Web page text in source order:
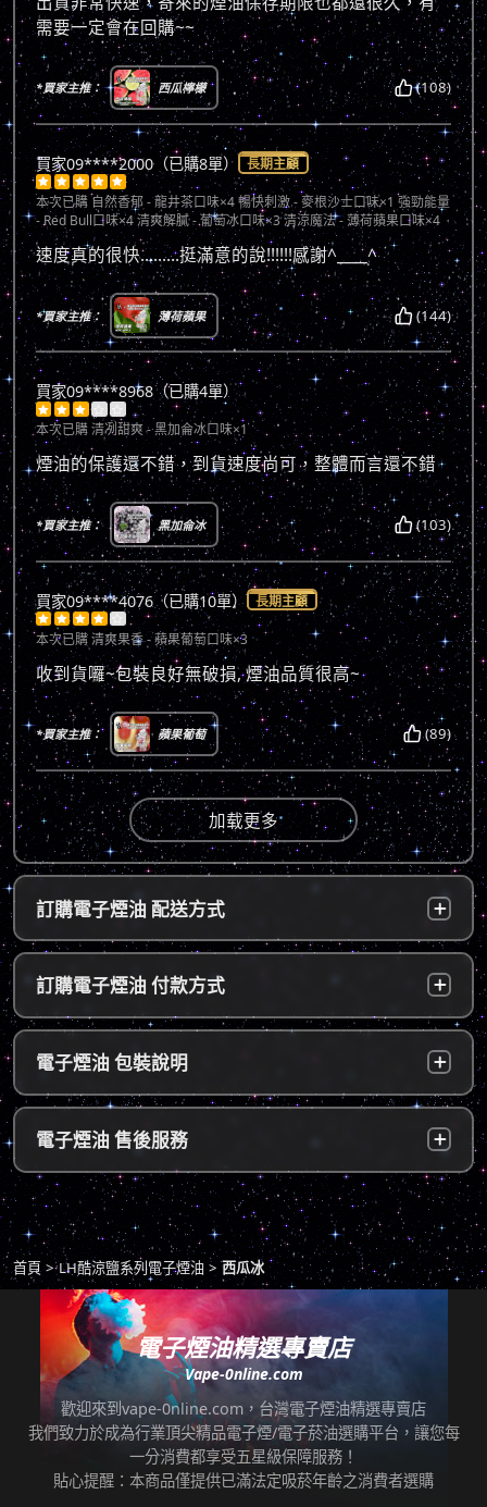
需要一定會在回購~~
*買家主推： 西瓜檸檬 (108)
買家09****2000（已購8單） 長期主顧
    
本次已購自然香郁 - 龍井茶口味×4 暢快刺激 - 麥根沙士口味×1 強勁能量
- Red Bull口味×4 清爽解膩 - 葡萄冰口味×3 清涼魔法 - 薄荷蘋果口味×4
速度真的很快.........挺滿意的說!!!!!!感謝^____^
*買家主推： 薄荷蘋果 (144)
買家09****8968（已購4單）
    
本次已購清冽甜爽 - 黑加侖冰口味×1
煙油的保護還不錯，到貨速度尚可，整體而言還不錯
*買家主推： 黑加侖冰 (103)
買家09****4076（已購10單） 長期主顧
    
本次已購清爽果香 - 蘋果葡萄口味×3
收到貨囉~包裝良好無破損, 煙油品質很高~
*買家主推： 蘋果葡萄 (89)
加载更多
訂購電子煙油 配送方式
台灣本島：
a. 黑貓宅配：訂單成立後，24小時內寄出，2
～5個工作天內可送達指定地址。
b. 7-11便利店：訂單成立後，24小時內寄出，
2～5個工作天內可送達指定便利店。（ 如遇休
延。遇異常出貨情況，將另外通知您）。
*提示1：線上支付成功並至便利店取貨者須核
對證件，取貨人必須是商品託運單上的收件
人，收件人請勿使用暱稱、假名以免無法順利
取貨。
*提示2：至便利店付款並取貨者，請確認您提
交訂單時的暱稱與包裹是否一致，順利付款後
即可取貨。
*提示3：使用超商到店未取貨者，或會影響
「超商取貨信用」而導致無法再次使用超商取
貨服務，請顧客及時前往取貨。
任何運輸配送方式皆有發生延誤之可能，我們
保證訂單成立後會在24小時內出貨，但無法保
證物流配送零機率延遲。
訂購電子煙油 付款方式
貨到付款：
使用貨到付款方式只需於配達貨物時，將訂單
款項以新台幣現金的方式繳款，即可完成付
款。
超商付款：
訂單送達門市後，會寄送簡訊通知取貨，請至
超商告知門市人員您訂購時所填寫的聯絡電話
後三碼，並付款取貨。
電子煙油 包裝說明
隱密包裝：
由於台灣法律政策原因，包裝上不會註明內容
物，謝謝理解。
電子煙油 售後服務
退換貨原則 包裹拆封請全程錄影，已確保雙方權益。
商品若有任何瑕疵問題，請拍照/錄影並聯絡本
站客服，以利於退/換貨保固處理。
七天鑑賞期內有任何非人為問題，可免費退/換
貨。超過七天鑑賞期後若要退/換全新未拆封非
瑕疵商品，將收取總金額的20%服務費，並需
自行承擔來回運費。
本站所有商品在運送途中均有可能因為壓力改
變而造成滲漏問題，如發現滲漏，請拍照/錄影
並聯絡客服進行免費退換。有其他疑慮請聯絡
客服。
首頁 LH酷涼鹽系列電子煙油 西瓜冰
電子煙油精選專賣店
Vape-0nline.com
歡迎來到vape-0nline.com，台灣電子煙油精選專賣店
我們致力於成為行業頂尖精品電子煙/電子菸油選購平台，讓您每
一分消費都享受五星級保障服務！
貼心提醒：本商品僅提供已滿法定吸菸年齡之消費者選購